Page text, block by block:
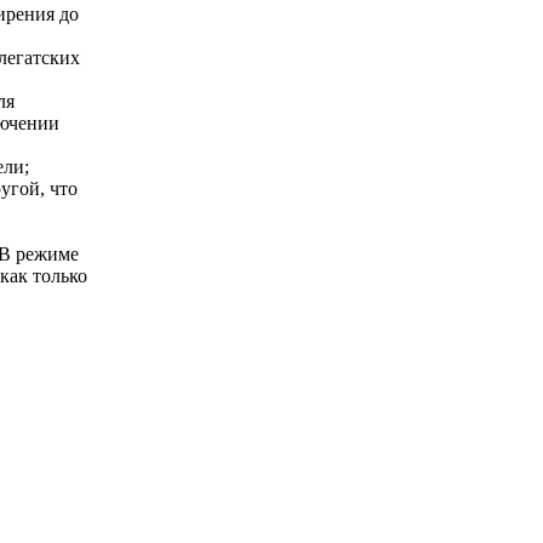
до
что
режиме
только